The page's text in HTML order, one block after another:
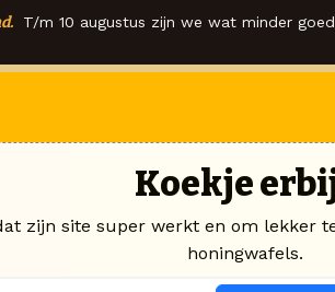
T/m 10 augustus zijn we wat minder
Koekje
zijn site super werkt en om lekker
honingwafels.